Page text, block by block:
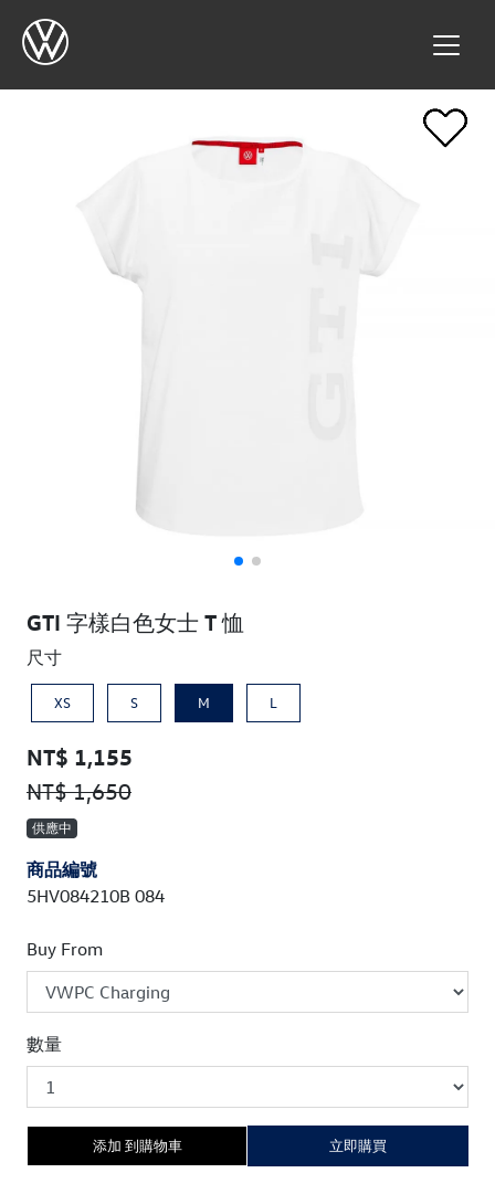
GTI 字樣白色女士 T 恤
尺寸
XS S M L
NT$ 1,155
NT$ 1,650
供應中
商品編號
5HV084210B 084
Buy From
數量
添加 到購物車 立即購買